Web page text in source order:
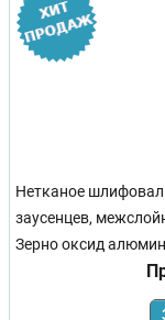
Нетканое
заусенцев,
Зерно оксид